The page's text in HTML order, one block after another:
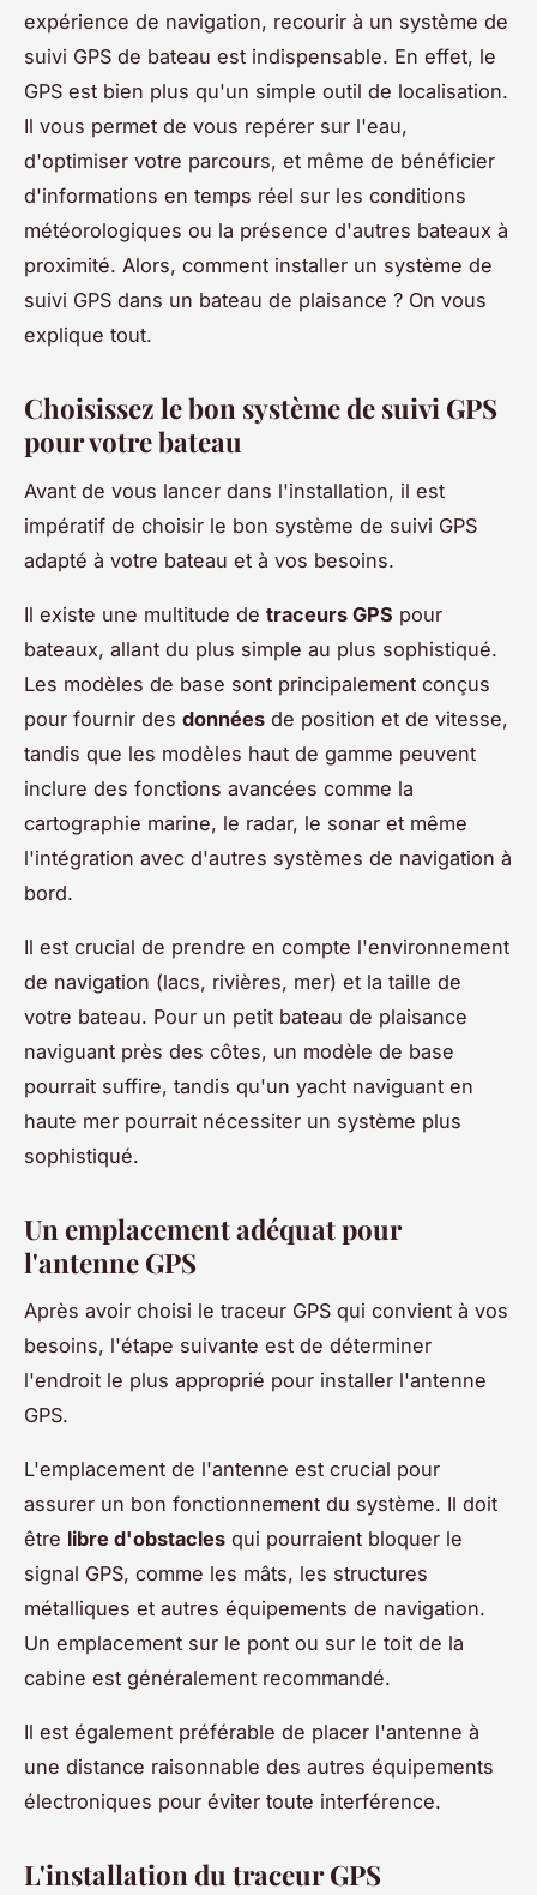
expérience de navigation, recourir à un système de
suivi GPS de bateau est indispensable. En effet, le
GPS est bien plus qu'un simple outil de localisation.
Il vous permet de vous repérer sur l'eau,
d'optimiser votre parcours, et même de bénéficier
d'informations en temps réel sur les conditions
météorologiques ou la présence d'autres bateaux à
proximité. Alors, comment installer un système de
suivi GPS dans un bateau de plaisance ? On vous
explique tout.
Choisissez le bon système de suivi GPS
pour votre bateau
Avant de vous lancer dans l'installation, il est
impératif de choisir le bon système de suivi GPS
adapté à votre bateau et à vos besoins.
Il existe une multitude de traceurs GPS pour
bateaux, allant du plus simple au plus sophistiqué.
Les modèles de base sont principalement conçus
pour fournir des données de position et de vitesse,
tandis que les modèles haut de gamme peuvent
inclure des fonctions avancées comme la
cartographie marine, le radar, le sonar et même
l'intégration avec d'autres systèmes de navigation à
bord.
Il est crucial de prendre en compte l'environnement
de navigation (lacs, rivières, mer) et la taille de
votre bateau. Pour un petit bateau de plaisance
naviguant près des côtes, un modèle de base
pourrait suffire, tandis qu'un yacht naviguant en
haute mer pourrait nécessiter un système plus
sophistiqué.
Un emplacement adéquat pour
l'antenne GPS
Après avoir choisi le traceur GPS qui convient à vos
besoins, l'étape suivante est de déterminer
l'endroit le plus approprié pour installer l'antenne
GPS.
L'emplacement de l'antenne est crucial pour
assurer un bon fonctionnement du système. Il doit
être libre d'obstacles qui pourraient bloquer le
signal GPS, comme les mâts, les structures
métalliques et autres équipements de navigation.
Un emplacement sur le pont ou sur le toit de la
cabine est généralement recommandé.
Il est également préférable de placer l'antenne à
une distance raisonnable des autres équipements
électroniques pour éviter toute interférence.
L'installation du traceur GPS